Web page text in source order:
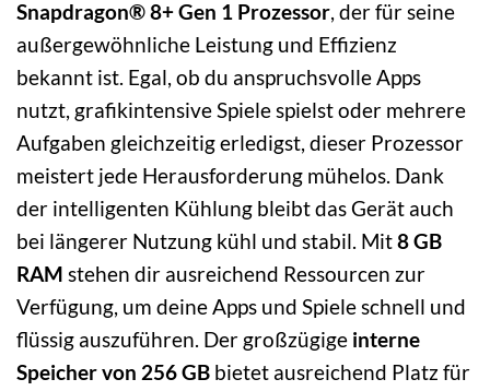
Snapdragon® 8+ Gen 1 Prozessor, der für seine
außergewöhnliche Leistung und Effizienz
bekannt ist. Egal, ob du anspruchsvolle Apps
nutzt, grafikintensive Spiele spielst oder mehrere
Aufgaben gleichzeitig erledigst, dieser Prozessor
meistert jede Herausforderung mühelos. Dank
der intelligenten Kühlung bleibt das Gerät auch
bei längerer Nutzung kühl und stabil. Mit8 GB
RAM stehen dir ausreichend Ressourcen zur
Verfügung, um deine Apps und Spiele schnell und
flüssig auszuführen. Der großzügige interne
Speicher von 256 GB bietet ausreichend Platz für